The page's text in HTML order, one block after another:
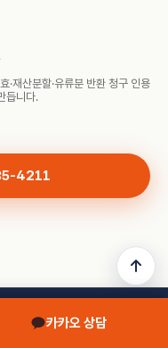
4211
·재산분할·유류분 반환 청구 인용
듭니다.
4211
사법시험 수석 천재필
카카오 상담